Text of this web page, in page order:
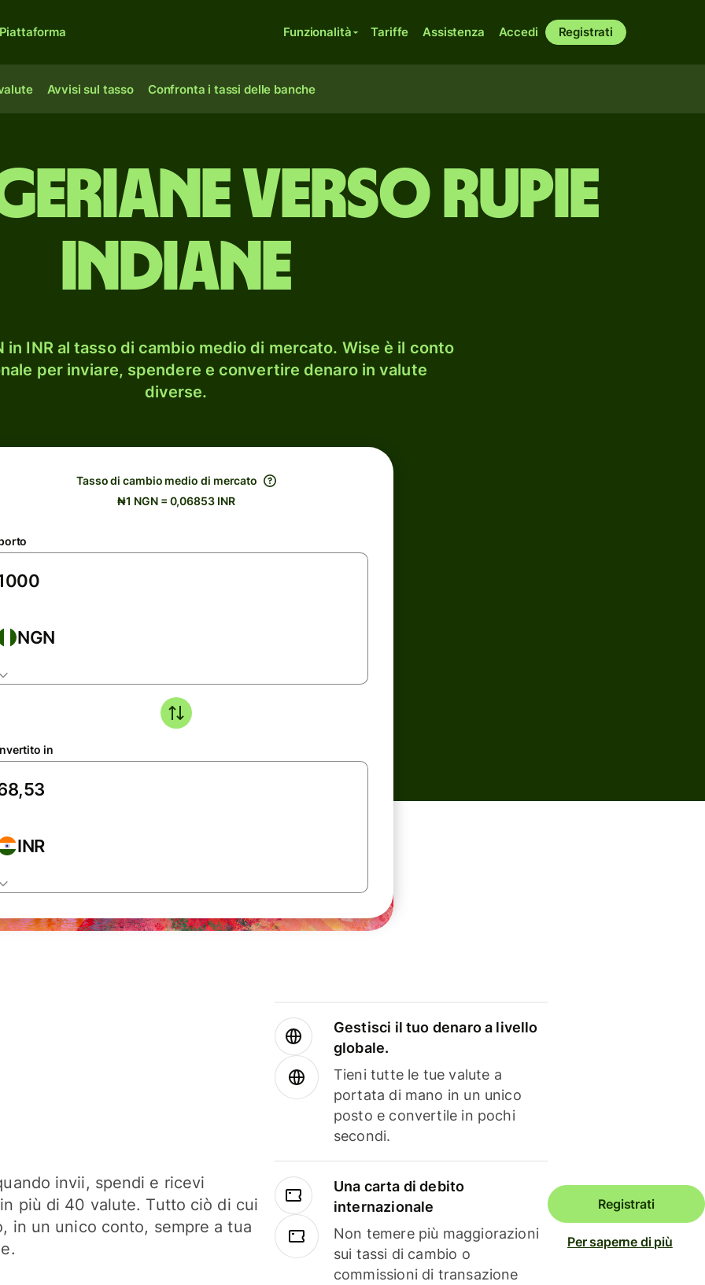
Funzionalità Tariffe Assistenza Accedi Registrati
Avvisi sul tasso Confronta i tassi delle banche
verso rupie
indiane
in INR al tasso di cambio medio di mercato. Wise è il conto
per inviare, spendere e convertire denaro in valute
diverse.
Tasso di cambio medio di mercato
₦1 NGN = 0,06853 INR
NGN
in
INR
invii, spendi e ricevi
più di 40 valute. Tutto ciò di cui
in un unico conto, sempre a tua
Gestisci il tuo denaro a livello
globale.
Tieni tutte le tue valute a
portata di mano in un unico
posto e convertile in pochi
secondi.
Una carta di debito
internazionale
Non temere più maggiorazioni
sui tassi di cambio o
commissioni di transazione
Registrati
Per saperne di più